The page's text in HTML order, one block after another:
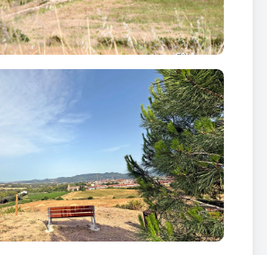
de Sant Llorençés redescobrir
des d’una nova dimensió.
permet entendre com el municipi
natural, entre muntanya,
per a tothom: per a qui busca
aprecia la fotografia de paisatge o
vol reconnectar amb la calma.
Llorenç: un espai obert per